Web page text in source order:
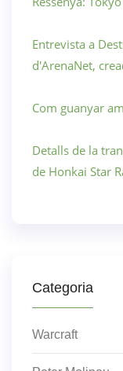
Entrevista a
d'ArenaNet,
Com guanyar
Detalls de la
de Honkai Star
Categoria
Warcraft